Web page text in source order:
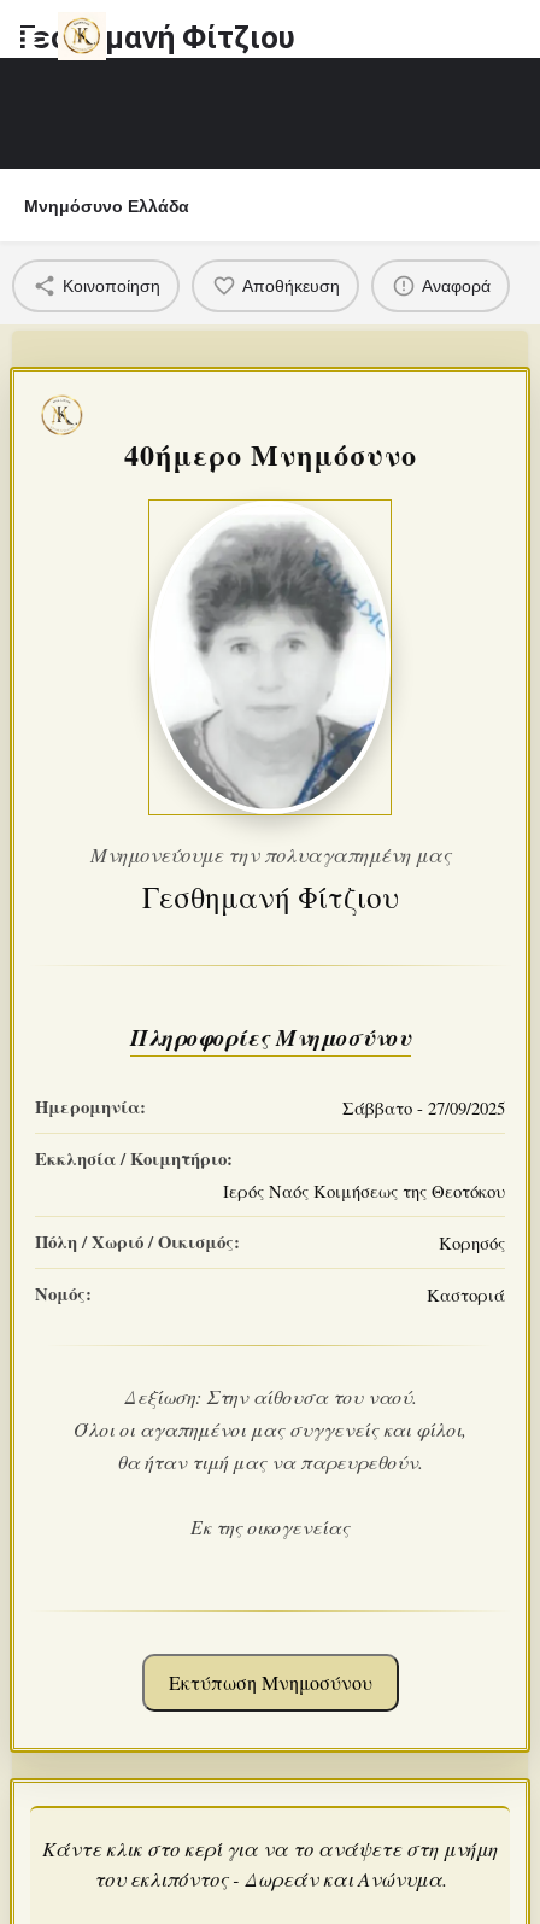
Γεσθημανή Φίτζιου
Μνημόσυνο Ελλάδα
Κοινοποίηση Αποθήκευση Αναφορά
40ήμερο Μνημόσυνο
Μνημονεύουμε την πολυαγαπημένη μας
Γεσθημανή Φίτζιου
Πληροφορίες Μνημοσύνου
Ημερομηνία: Σάββατο - 27/09/2025
Εκκλησία / Κοιμητήριο:
Ιερός Ναός Κοιμήσεως της Θεοτόκου
Πόλη / Χωριό / Οικισμός: Κορησός
Νομός: Καστοριά
Δεξίωση: Στην αίθουσα του ναού.
Όλοι οι αγαπημένοι μας συγγενείς και φίλοι,
θα ήταν τιμή μας να παρευρεθούν.
Εκ της οικογενείας
Εκτύπωση Μνημοσύνου
Κάντε κλικ στο κερί για να το ανάψετε στη μνήμη
του εκλιπόντος - Δωρεάν και Ανώνυμα.